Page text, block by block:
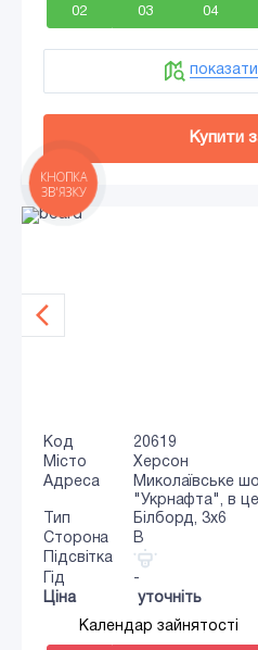
02 03 04
Купити
Код
20619
Місто
Херсон
Адреса
Миколаївське
"Укрнафта", в
Тип
Білборд, 3x6
Сторона
B
Підсвітка
Гід
-
Ціна
уточніть
Календар зайнятості
КНОПКА
ЗВ'ЯЗКУ